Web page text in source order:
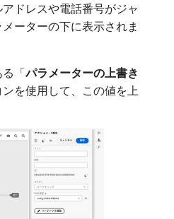
ドレスや電話番号がジャ
ーターの下に表示されま
る「パラメーターの上書き
ンを使用して、この値を上